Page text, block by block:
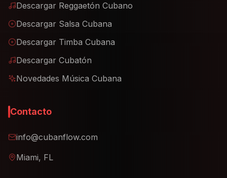
Descargar Reggaetón Cubano
Descargar Salsa Cubana
Descargar Timba Cubana
Descargar Cubatón
Novedades Música Cubana
Contacto
info@cubanflow.com
Miami, FL